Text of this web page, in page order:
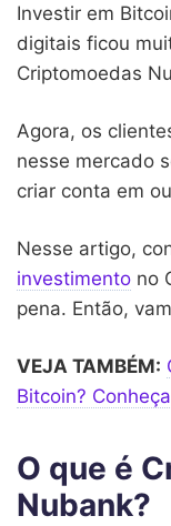
Investir em
digitais ficou
Criptomoedas
Agora, os
nesse mercado
criar conta em
Nesse artigo,
investimento no
pena. Então,
VEJA TAMBÉM:
Bitcoin?
O que é
Nubank?